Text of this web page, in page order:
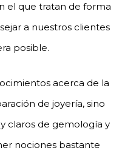
el que tratan de forma
a nuestros clientes
posible.
acerca de la
de joyería, sino
claros de gemología y
nociones bastante